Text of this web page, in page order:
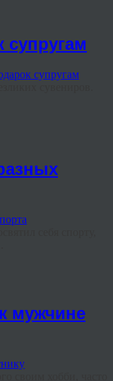
мужчине